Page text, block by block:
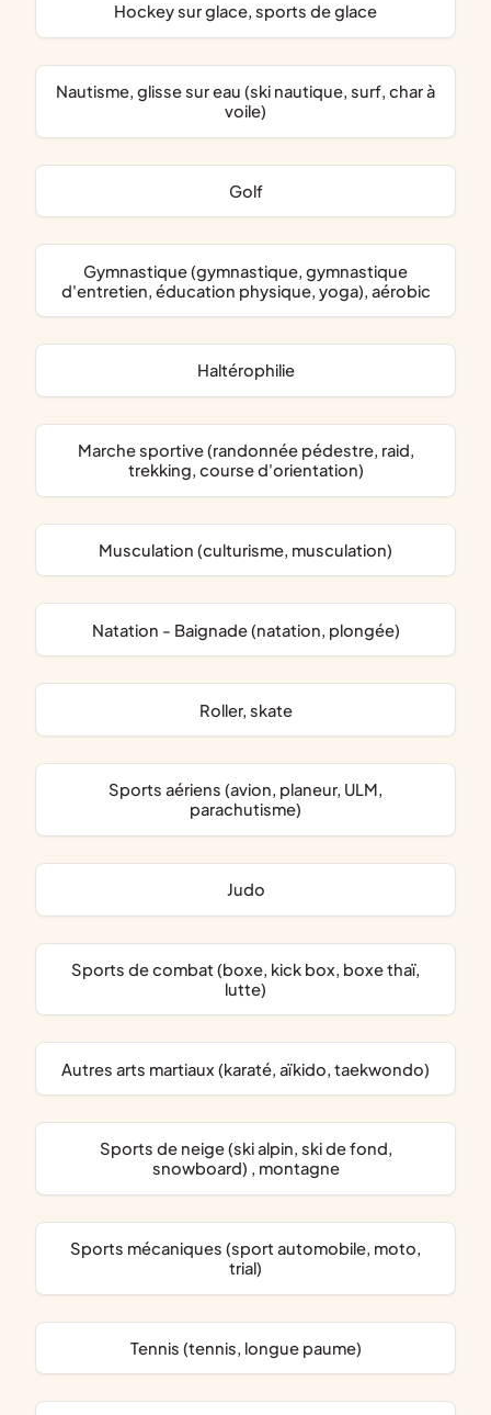
hockey sur glace, sports de glace
nautisme, glisse sur eau (ski nautique, surf, char à
voile)
Golf
Gymnastique (gymnastique, gymnastique
d'entretien, éducation physique, yoga), aérobic
Haltérophilie
Marche sportive (randonnée pédestre, raid,
trekking, course d'orientation)
Musculation (culturisme, musculation)
Natation - Baignade (natation, plongée)
Roller, skate
Sports aériens (avion, planeur, ULM,
parachutisme)
Judo
Sports de combat (boxe, kick box, boxe thaï,
lutte)
Autres arts martiaux (karaté, aïkido, taekwondo)
Sports de neige (ski alpin, ski de fond,
snowboard) , montagne
Sports mécaniques (sport automobile, moto,
trial)
Tennis (tennis, longue paume)